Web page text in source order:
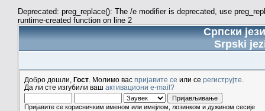
Deprecated: preg_replace(): The /e modifier is deprecated, use
runtime-created function on line 2
Српски
Srpski
Добро дошли, Гост . Молимо вас пријавите се или се региструјте
Да ли сте изгубили ваш активациони e-mail?
Пријавите се корисничким именом или имејлом, лозинком и дужином сесије